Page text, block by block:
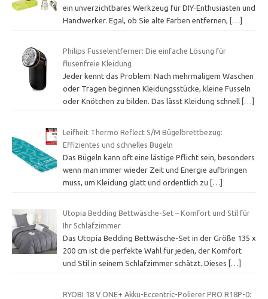
ein unverzichtbares Werkzeug für DIY-Enthusiasten und
Handwerker. Egal, ob Sie alte Farben entfernen,
[…]
Philips Fusselentferner: Die einfache Lösung für
flusenfreie Kleidung
Jeder kennt das Problem: Nach mehrmaligem Waschen
oder Tragen beginnen Kleidungsstücke, kleine Fusseln
oder Knötchen zu bilden. Das lässt Kleidung schnell […]
Leifheit Thermo Reflect S/M Bügelbrettbezug:
Effizientes und schnelles Bügeln
Das Bügeln kann oft eine lästige Pflicht sein, besonders
wenn man immer wieder Zeit und Energie aufbringen
muss, um Kleidung glatt und ordentlich zu […]
Utopia Bedding Bettwäsche-Set – Komfort und Stil für
Ihr Schlafzimmer
Das Utopia Bedding Bettwäsche-Set in der Größe 135 x
200 cm ist die perfekte Wahl für jeden, der Komfort
und Stil in seinem Schlafzimmer schätzt. Dieses
[…]
RYOBI 18 V ONE+ Akku-Eccentric-Polierer PRO R18P-0: